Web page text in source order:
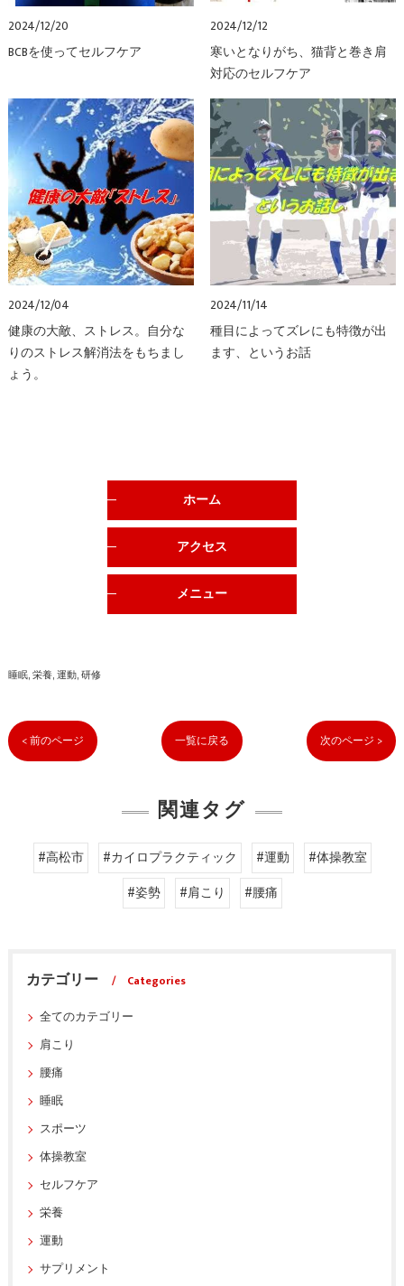
2024/12/20
BCBを使ってセルフケア
2024/12/12
寒いとなりがち、猫背と巻き肩
対応のセルフケア
2024/12/04
健康の大敵、ストレス。自分な
りのストレス解消法をもちまし
ょう。
2024/11/14
種目によってズレにも特徴が出
ます、というお話
ホーム
アクセス
メニュー
睡眠 栄養 運動 研修
< 前のページ 一覧に戻る 次のページ >
関連タグ
#高松市 #カイロプラクティック #運動
#体操教室
#姿勢
#肩こり #腰痛
カテゴリー
Categories
全てのカテゴリー
肩こり
腰痛
睡眠
スポーツ
体操教室
セルフケア
栄養
運動
サプリメント